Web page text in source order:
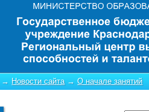
→ Новости сайта → О начале занятий